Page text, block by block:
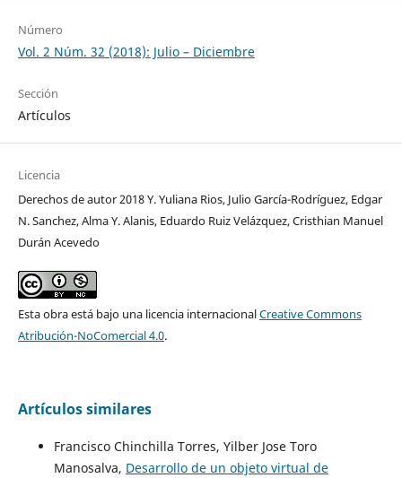
Número
Vol. 2 Núm. 32 (2018): Julio – Diciembre
Sección
Artículos
Licencia
Derechos de autor 2018 Y. Yuliana Rios, Julio García-Rodríguez, Edgar
N. Sanchez, Alma Y. Alanis, Eduardo Ruiz Velázquez, Cristhian Manuel
Durán Acevedo
Esta obra está bajo una licencia internacionalCreative Commons
Atribución-NoComercial 4.0.
Artículos similares
Francisco Chinchilla Torres, Yilber Jose Toro
Manosalva, Desarrollo de un objeto virtual de